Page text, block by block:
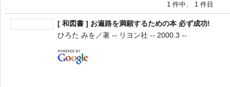
1 件中、 1 件目
[ 和図書 ] お遍路を満願するための本 必ず成功!
ひろた みを／著 -- リヨン社 -- 2000.3 --